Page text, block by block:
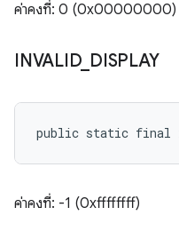
ค่าคงที่: 0 (0x00000000)
INVALID_ DISPLAY
public static final
ค่าคงที่: -1 (0xffffffff)